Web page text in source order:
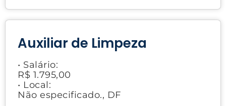
Auxiliar de Limpeza
• Salário:
R$ 1.795,00
• Local:
Não especificado., DF